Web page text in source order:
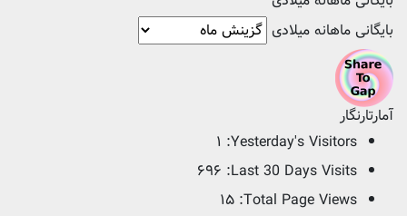
بایگانی ماهانه میلادی
آمارتارنگار
Yesterday's Visitors: ۱
Last 30 Days Visits: ۶۹۶
Total Page Views: ۱۵